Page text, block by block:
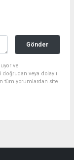
Gönder
ve
veya dolaylı
tüm yorumlardan site